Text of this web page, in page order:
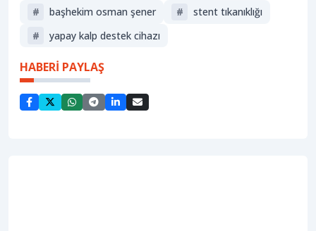
#
başhekim osman şener #
stent tıkanıklığı
#
yapay kalp destek cihazı
HABERİ PAYLAŞ